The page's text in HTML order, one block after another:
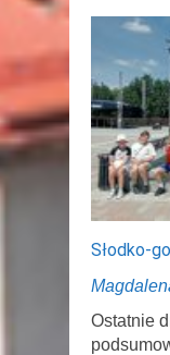
Słodko-
Ostatnie